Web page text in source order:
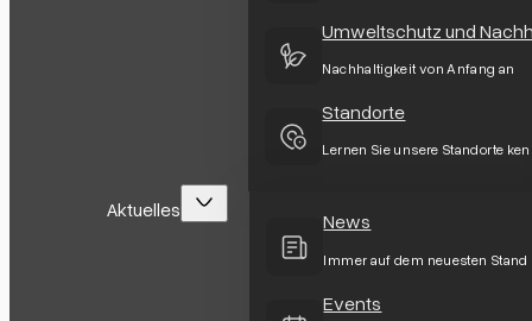
Umweltschutz und
Nachhaltigkeit von Anfang an
Standorte
Lernen Sie unsere Standorte
Aktuelles News
Immer auf dem neuesten Stand
Events